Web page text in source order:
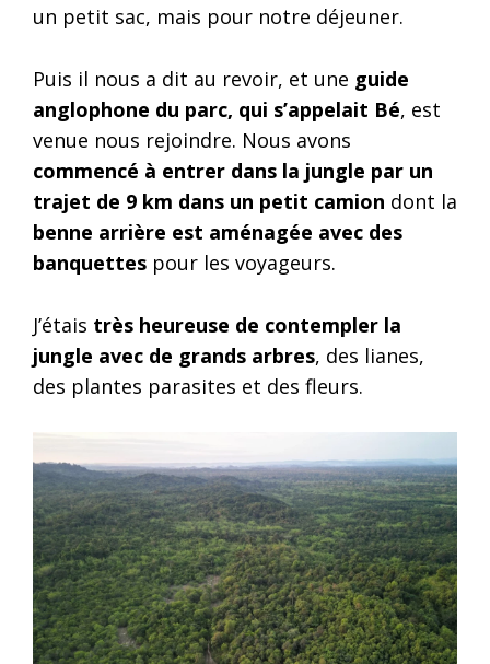
un petit sac, mais pour notre déjeuner.
Puis il nous a dit au revoir, et une guide
anglophone du parc, qui s’appelait Bé, est
venue nous rejoindre. Nous avons
commencé à entrer dans la jungle par un
trajet de 9 km dans un petit camion dont la
benne arrière est aménagée avec des
banquettes pour les voyageurs.
J’étais très heureuse de contempler la
jungle avec de grands arbres, des lianes,
des plantes parasites et des fleurs.